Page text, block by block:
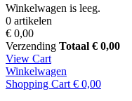
Winkelwagen is leeg.
0 artikelen
€ 0,00
Verzending Totaal € 0,00
View Cart
Winkelwagen
Shopping Cart € 0,00